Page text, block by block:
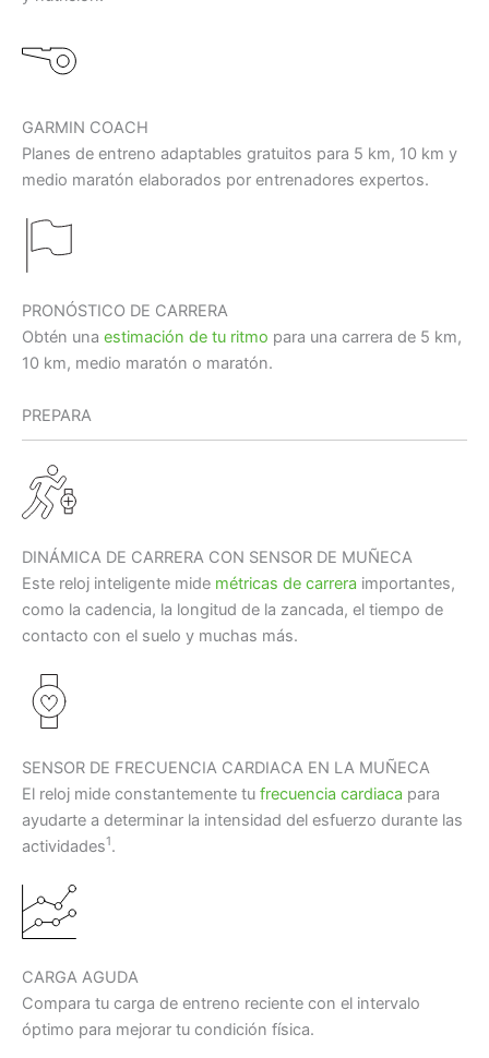
GARMIN COACH
Planes de entreno adaptables gratuitos para 5 km, 10 km y
medio maratón elaborados por entrenadores expertos.
PRONÓSTICO DE CARRERA
Obtén una estimación de tu ritmo para una carrera de 5 km,
10 km, medio maratón o maratón.
PREPARA
DINÁMICA DE CARRERA CON SENSOR DE MUÑECA
Este reloj inteligente mide métricas de carrera importantes,
como la cadencia, la longitud de la zancada, el tiempo de
contacto con el suelo y muchas más.
SENSOR DE FRECUENCIA CARDIACA EN LA MUÑECA
El reloj mide constantemente tu frecuencia cardiaca para
ayudarte a determinar la intensidad del esfuerzo durante las
actividades1.
CARGA AGUDA
Compara tu carga de entreno reciente con el intervalo
óptimo para mejorar tu condición física.